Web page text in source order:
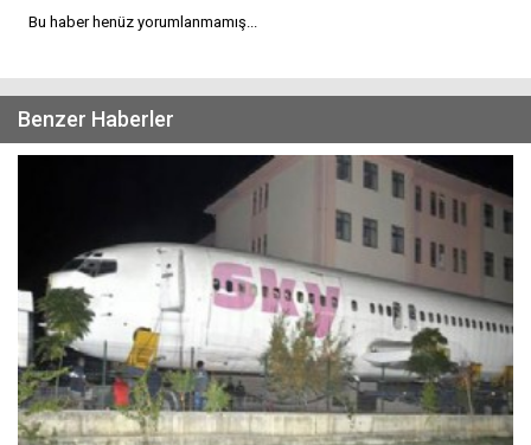
Bu haber henüz yorumlanmamış...
Benzer Haberler